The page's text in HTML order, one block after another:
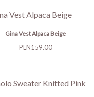
Gina Vest Alpaca Beige
Price
PLN159.00